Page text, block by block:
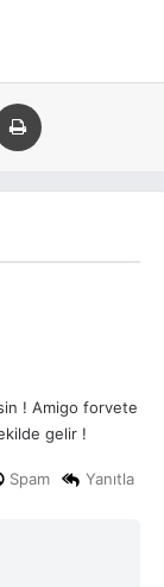
ile paylaş
! Amigo forvete
gelir !
Yanıtla
Spam